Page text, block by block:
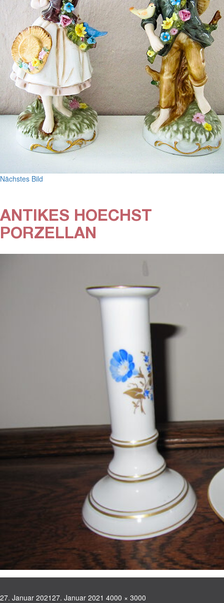
Nächstes Bild
ANTIKES HOECHST
PORZELLAN
Veröffentlicht
27. Januar 202127. Januar 2021 Volle
4000 × 3000